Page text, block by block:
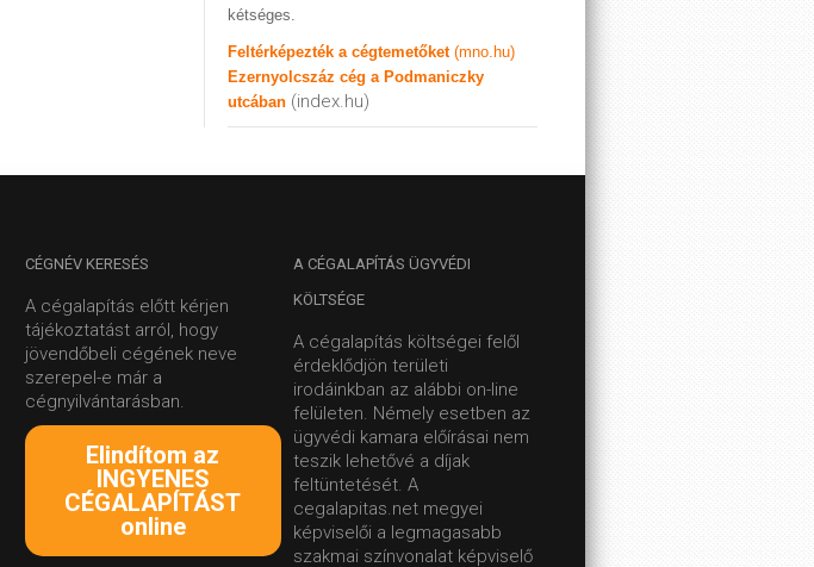
kétséges.
Feltérképezték a cégtemetőket (mno.hu)
Ezernyolcszáz cég a Podmaniczky
utcában (index.hu)
CÉGNÉV KERESÉS
A cégalapítás előtt kérjen
tájékoztatást arról, hogy
jövendőbeli cégének neve
szerepel-e már a
cégnyilvántarásban.
Elindítom az
INGYENES
CÉGALAPÍTÁST
online
A CÉGALAPÍTÁS ÜGYVÉDI
KÖLTSÉGE
A cégalapítás költségei felől
érdeklődjön területi
irodáinkban az alábbi on-line
felületen. Némely esetben az
ügyvédi kamara előírásai nem
teszik lehetővé a díjak
feltüntetését. A
cegalapitas.net megyei
képviselői a legmagasabb
szakmai színvonalat képviselő